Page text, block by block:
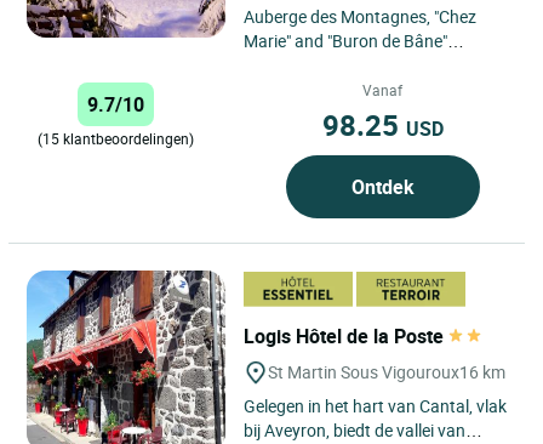
Auberge des Montagnes, "Chez
Marie" and "Buron de Bâne"
Pailherols high up on the
Auvergne...
9.7/10
(15 klantbeoordelingen)
Vanaf
98.25 USD
Ontdek
Logis Hôtel de la Poste
St Martin Sous Vigouroux16 km
Gelegen in het hart van Cantal, vlak
bij Aveyron, biedt de vallei van